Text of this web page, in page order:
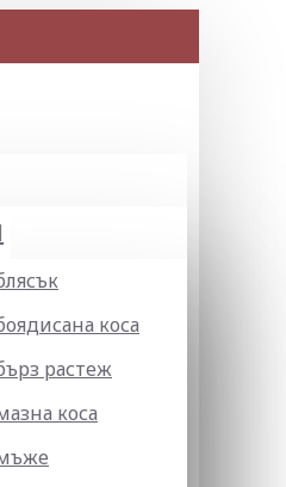
коса
растеж
коса